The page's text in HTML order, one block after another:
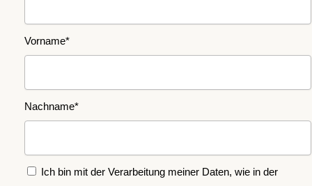
Vorname*
Nachname*
Ich bin mit der Verarbeitung meiner Daten, wie in der